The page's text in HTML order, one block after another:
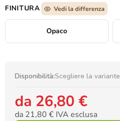
FINITURA Vedi la differenza
Opaco
Disponibilità:Scegliere la variante
da 26,80 €
da 21,80 € IVA esclusa